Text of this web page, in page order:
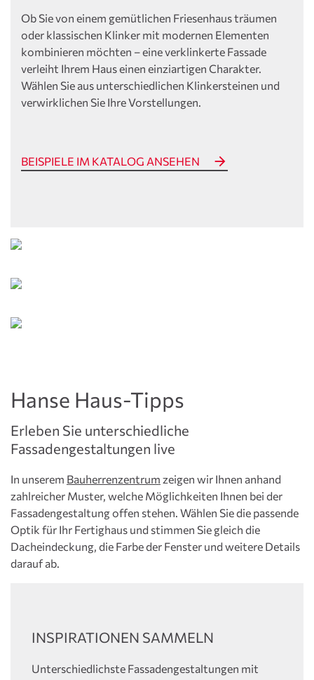
Ob Sie von einem gemütlichen Friesenhaus träumen
oder klassischen Klinker mit modernen Elementen
kombinieren möchten – eine verklinkerte Fassade
verleiht Ihrem Haus einen einziartigen Charakter.
Wählen Sie aus unterschiedlichen Klinkersteinen und
verwirklichen Sie Ihre Vorstellungen.
BEISPIELE IM KATALOG ANSEHEN
Erleben Sie unterschiedliche
Fassadengestaltungen live
Hanse Haus-Tipps
In unserem Bauherrenzentrum zeigen wir Ihnen anhand
zahlreicher Muster, welche Möglichkeiten Ihnen bei der
Fassadengestaltung offen stehen. Wählen Sie die passende
Optik für Ihr Fertighaus und stimmen Sie gleich die
Dacheindeckung, die Farbe der Fenster und weitere Details
darauf ab.
INSPIRATIONEN SAMMELN
Unterschiedlichste Fassadengestaltungen mit